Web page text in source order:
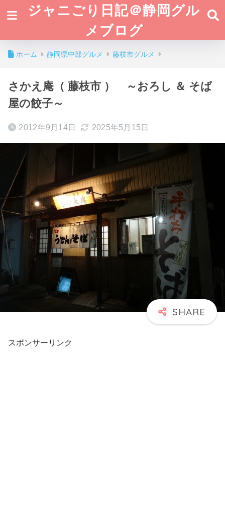
ジャニごり日記＠静岡グル
メブログ
ホーム 静岡県中部グルメ 藤枝市グルメ
さかえ庵（ 藤枝市 ） ～おろし ＆ そば
屋の餃子～
2012年9月14日 2025年5月15日
スポンサーリンク